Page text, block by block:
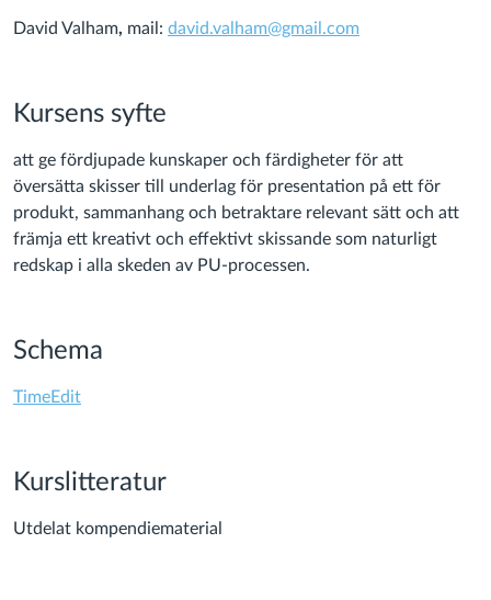
David Valham, mail: david.valham@gmail.com
Kursens syfte
att ge fördjupade kunskaper och färdigheter för att
översätta skisser till underlag för presentation på ett för
produkt, sammanhang och betraktare relevant sätt och att
främja ett kreativt och effektivt skissande som naturligt
redskap i alla skeden av PU-processen.
Schema
TimeEdit(Links
external
Kurslitteratur
Utdelat kompendiematerial